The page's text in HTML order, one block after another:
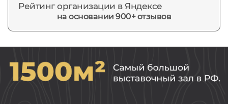
Рейтинг организации в Яндексе
на основании 900+ отзывов